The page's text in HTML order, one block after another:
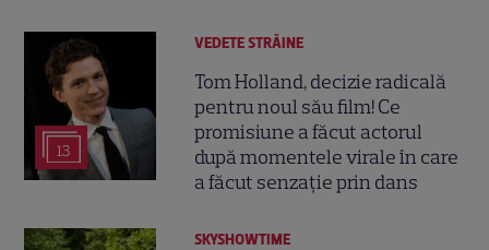
13
VEDETE STRĂINE
Tom Holland, decizie radicală
pentru noul său film! Ce
promisiune a făcut actorul
după momentele virale în care
a făcut senzație prin dans
SKYSHOWTIME